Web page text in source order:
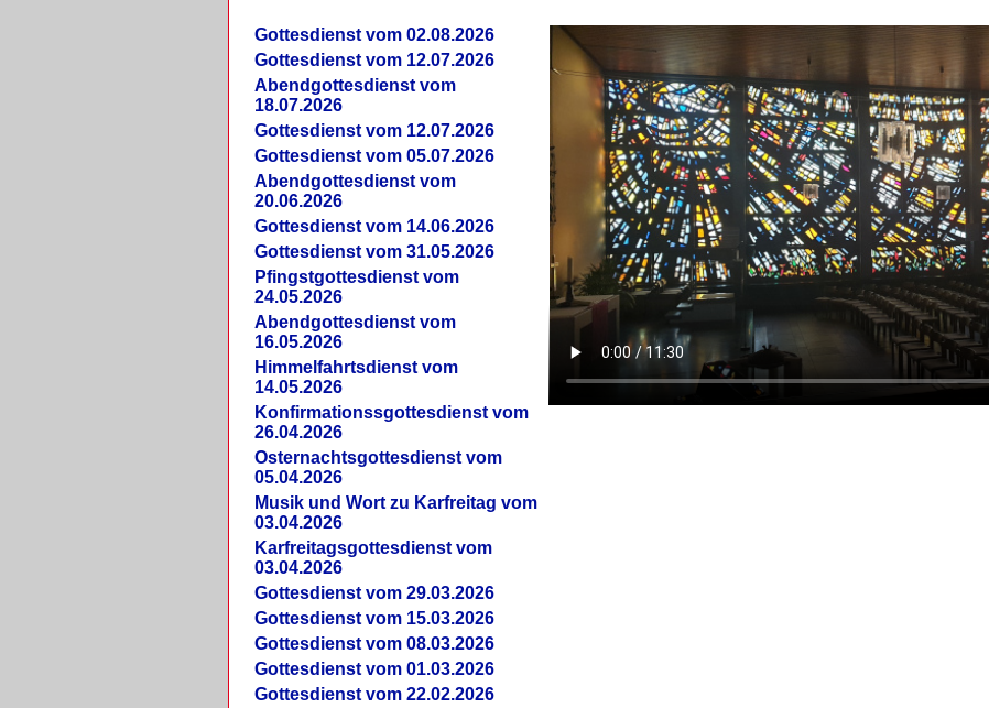
Gottesdienst vom 02.08.2026
Gottesdienst vom 12.07.2026
Abendgottesdienst vom
18.07.2026
Gottesdienst vom 12.07.2026
Gottesdienst vom 05.07.2026
Abendgottesdienst vom
20.06.2026
Gottesdienst vom 14.06.2026
Gottesdienst vom 31.05.2026
Pfingstgottesdienst vom
24.05.2026
Abendgottesdienst vom
16.05.2026
Himmelfahrtsdienst vom
14.05.2026
Konfirmationssgottesdienst vom
26.04.2026
Osternachtsgottesdienst vom
05.04.2026
Musik und Wort zu Karfreitag vom
03.04.2026
Karfreitagsgottesdienst vom
03.04.2026
Gottesdienst vom 29.03.2026
Gottesdienst vom 15.03.2026
Gottesdienst vom 08.03.2026
Gottesdienst vom 01.03.2026
Gottesdienst vom 22.02.2026